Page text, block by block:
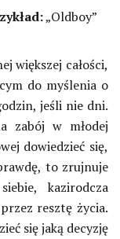
„Oldboy”
większej całości,
do myślenia o
jeśli nie dni.
zabój w młodej
dowiedzieć się,
to zrujnuje
kazirodcza
resztę życia.
się jaką decyzję